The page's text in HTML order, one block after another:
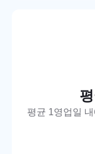
평균 1영업일